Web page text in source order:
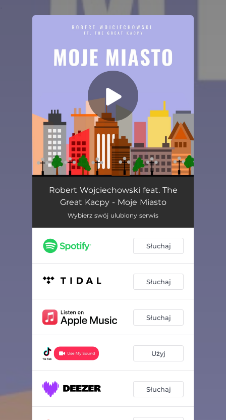
Moje Miasto (feat. The Great Kacpy) 03:42
Robert Wojciechowski feat. The
Great Kacpy - Moje Miasto
Wybierz swój ulubiony serwis
Słuchaj
Słuchaj
Słuchaj
Użyj
Słuchaj